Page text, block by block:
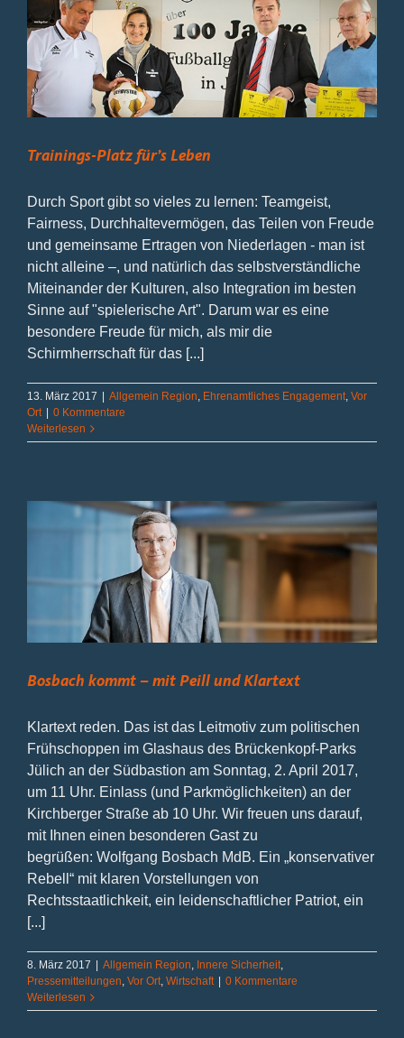
Trainings-Platz für’s Leben
Durch Sport gibt so vieles zu lernen: Teamgeist,
Fairness, Durchhaltevermögen, das Teilen von Freude
und gemeinsame Ertragen von Niederlagen - man ist
nicht alleine –, und natürlich das selbstverständliche
Miteinander der Kulturen, also Integration im besten
Sinne auf "spielerische Art". Darum war es eine
besondere Freude für mich, als mir die
Schirmherrschaft für das [...]
13. März 2017 Allgemein Region, Ehrenamtliches Engagement, Vor
Ort
0 Kommentare
Weiterlesen
Bosbach kommt – mit Peill und Klartext
Klartext reden. Das ist das Leitmotiv zum politischen
Frühschoppen im Glashaus des Brückenkopf-Parks
Jülich an der Südbastion am Sonntag, 2. April 2017,
um 11 Uhr. Einlass (und Parkmöglichkeiten) an der
Kirchberger Straße ab 10 Uhr. Wir freuen uns darauf,
mit Ihnen einen besonderen Gast zu
begrüßen: Wolfgang Bosbach MdB. Ein „konservativer
Rebell“ mit klaren Vorstellungen von
Rechtsstaatlichkeit, ein leidenschaftlicher Patriot, ein
[...]
8. März 2017 Allgemein Region, Innere Sicherheit,
Pressemitteilungen, Vor Ort, Wirtschaft
0 Kommentare
Weiterlesen